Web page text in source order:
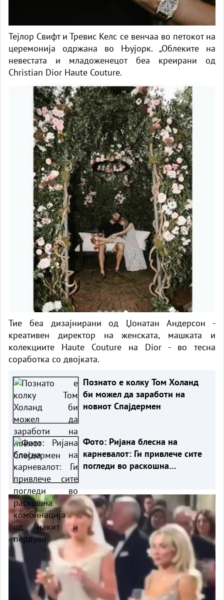
Тејлор Свифт и Тревис Келс се венчаа во петокот на
церемонија одржана во Њујорк. „Облеките на
невестата и младоженецот беа креирани од
Christian Dior Haute Couture.
Тие беа дизајнирани од Џонатан Андерсон -
креативен директор на женската, машката и
колекциите Haute Couture на Dior - во тесна
соработка со двојката.
Познато е колку Том Холанд
би можел да заработи на
новиот Спајдермен
Фото: Ријана блесна на
карневалот: Ги привлече сите
погледи во раскошна